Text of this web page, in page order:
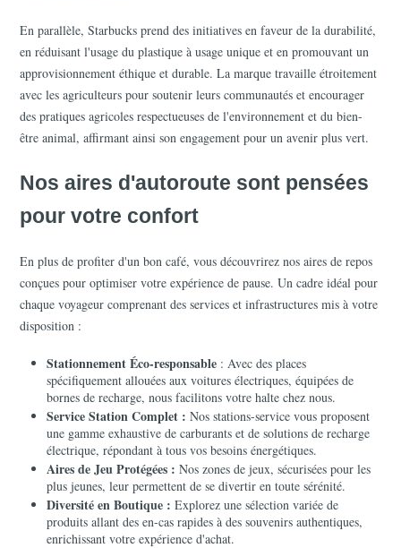
En parallèle, Starbucks prend des initiatives en faveur de la durabilité,
en réduisant l'usage du plastique à usage unique et en promouvant un
approvisionnement éthique et durable. La marque travaille étroitement
avec les agriculteurs pour soutenir leurs communautés et encourager
des pratiques agricoles respectueuses de l'environnement et du bien-
être animal, affirmant ainsi son engagement pour un avenir plus vert.
Nos aires d'autoroute sont pensées
pour votre confort
En plus de profiter d'un bon café, vous découvrirez nos aires de repos
conçues pour optimiser votre expérience de pause. Un cadre idéal pour
chaque voyageur comprenant des services et infrastructures mis à votre
disposition :
Stationnement Éco-responsable : Avec des places
spécifiquement allouées aux voitures électriques, équipées de
bornes de recharge, nous facilitons votre halte chez nous.
Service Station Complet : Nos stations-service vous proposent
une gamme exhaustive de carburants et de solutions de recharge
électrique, répondant à tous vos besoins énergétiques.
Aires de Jeu Protégées : Nos zones de jeux, sécurisées pour les
plus jeunes, leur permettent de se divertir en toute sérénité.
Diversité en Boutique : Explorez une sélection variée de
produits allant des en-cas rapides à des souvenirs authentiques,
enrichissant votre expérience d'achat.